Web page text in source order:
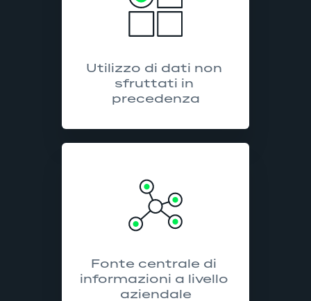
Utilizzo di dati non
sfruttati in
precedenza
Fonte centrale di
informazioni a livello
aziendale